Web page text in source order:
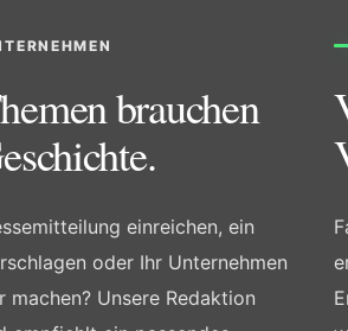
brauchen
einreichen, ein
oder Ihr Unternehmen
Unsere Redaktion